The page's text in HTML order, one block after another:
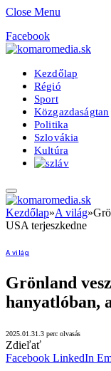
Close Menu
Facebook
Kezdőlap
Régió
Sport
Közgazdaságtan
Politika
Szlovákia
Kultúra
Kezdőlap»A világ»
USA terjeszkedne
A világ
Grönland
hanyatlóban,
2025.01.31. 3 perc olvasás
Zdieľať
Facebook LinkedIn